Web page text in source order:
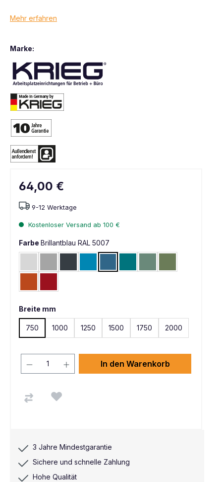
Mehr erfahren
Marke:
64,00 €
9-12 Werktage
Kostenloser Versand ab 100 €
Farbe Brillantblau RAL 5007
Breite mm
750 1000 1250 1500 1750 2000
In den Warenkorb
3 Jahre Mindestgarantie
Sichere und schnelle Zahlung
Hohe Qualität